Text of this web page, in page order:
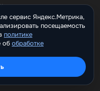
сервис Яндекс.Метрика,
посещаемость
политике
о обработке